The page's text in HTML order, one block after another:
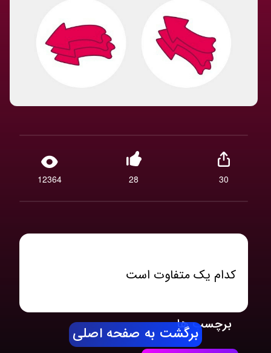
12364 28 30
کدام یک متفاوت است
برچسب ها
برگشت به صفحه اصلی